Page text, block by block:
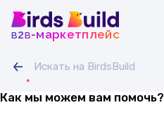
b2b-маркетплейс
Как мы можем вам помочь?